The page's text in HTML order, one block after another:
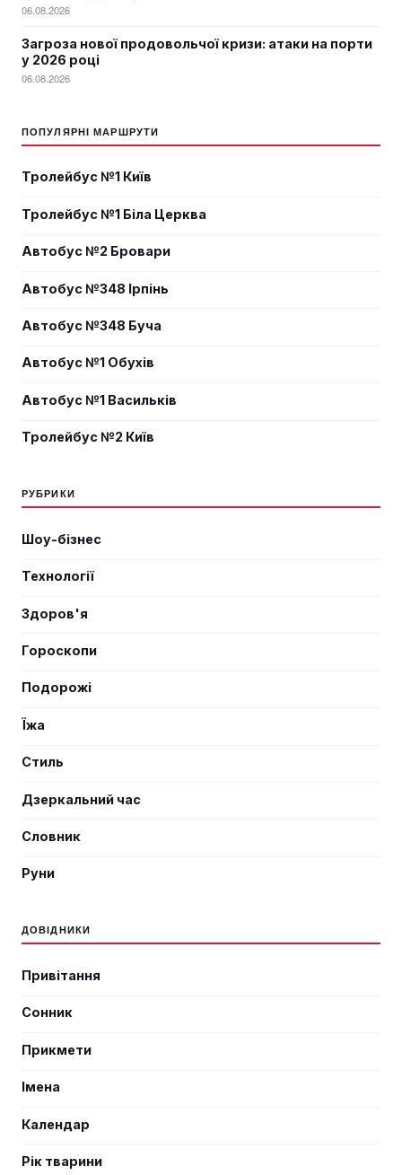
06.08.2026
Загроза нової продовольчої кризи: атаки на порти
у 2026 році
06.08.2026
ПОПУЛЯРНІ МАРШРУТИ
Тролейбус №1 Київ
Тролейбус №1 Біла Церква
Автобус №2 Бровари
Автобус №348 Ірпінь
Автобус №348 Буча
Автобус №1 Обухів
Автобус №1 Васильків
Тролейбус №2 Київ
РУБРИКИ
Шоу-бізнес
Технології
Здоров'я
Гороскопи
Подорожі
Їжа
Стиль
Дзеркальний час
Словник
Руни
ДОВІДНИКИ
Привітання
Сонник
Прикмети
Імена
Календар
Рік тварини